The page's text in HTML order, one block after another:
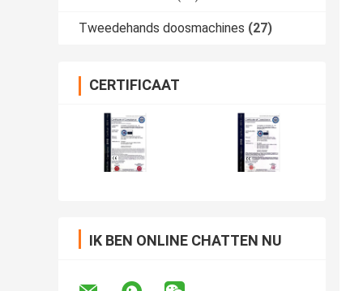
Tweedehands doosmachines (27)
CERTIFICAAT
IK BEN ONLINE CHATTEN NU